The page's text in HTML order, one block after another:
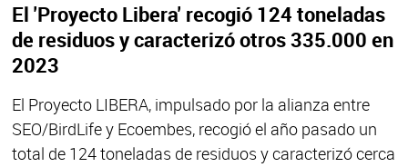
El 'Proyecto Libera' recogió 124 toneladas
de residuos y caracterizó otros 335.000 en
2023
El Proyecto LIBERA, impulsado por la alianza entre
SEO/BirdLife y Ecoembes, recogió el año pasado un
total de 124 toneladas de residuos y caracterizó cerca